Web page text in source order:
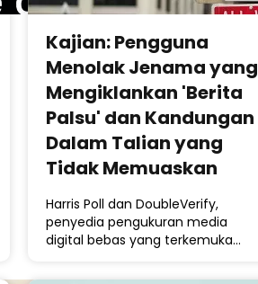
Kajian: Pengguna
Menolak Jenama yang
Mengiklankan 'Berita
Palsu' dan Kandungan
Dalam Talian yang
Tidak Memuaskan
Harris Poll dan DoubleVerify,
penyedia pengukuran media
digital bebas yang terkemuka…